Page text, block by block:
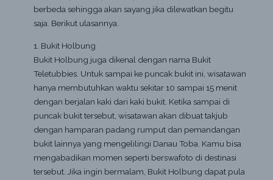
berbeda sehingga akan sayang jika dilewatkan begitu
saja. Berikut ulasannya.
1. Bukit Holbung
Bukit Holbung juga dikenal dengan nama Bukit
Teletubbies. Untuk sampai ke puncak bukit ini, wisatawan
hanya membutuhkan waktu sekitar 10 sampai 15 menit
dengan berjalan kaki dari kaki bukit. Ketika sampai di
puncak bukit tersebut, wisatawan akan dibuat takjub
dengan hamparan padang rumput dan pemandangan
bukit lainnya yang mengelilingi Danau Toba. Kamu bisa
mengabadikan momen seperti berswafoto di destinasi
tersebut. Jika ingin bermalam, Bukit Holbung dapat pula